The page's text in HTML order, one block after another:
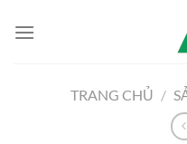
đến
TRANG CHỦ /